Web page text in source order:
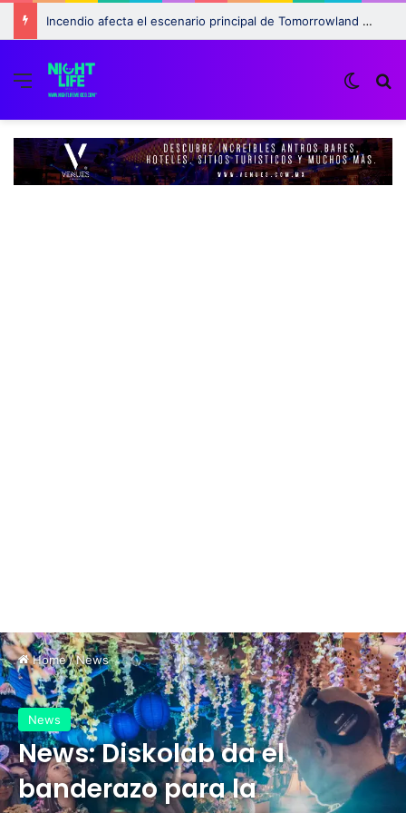
Incendio afecta el escenario principal de Tomorrowland 2025: ¿Qué pasará con el festival?
Menu
Home/News
News
News: Diskolab da el
banderazo para la